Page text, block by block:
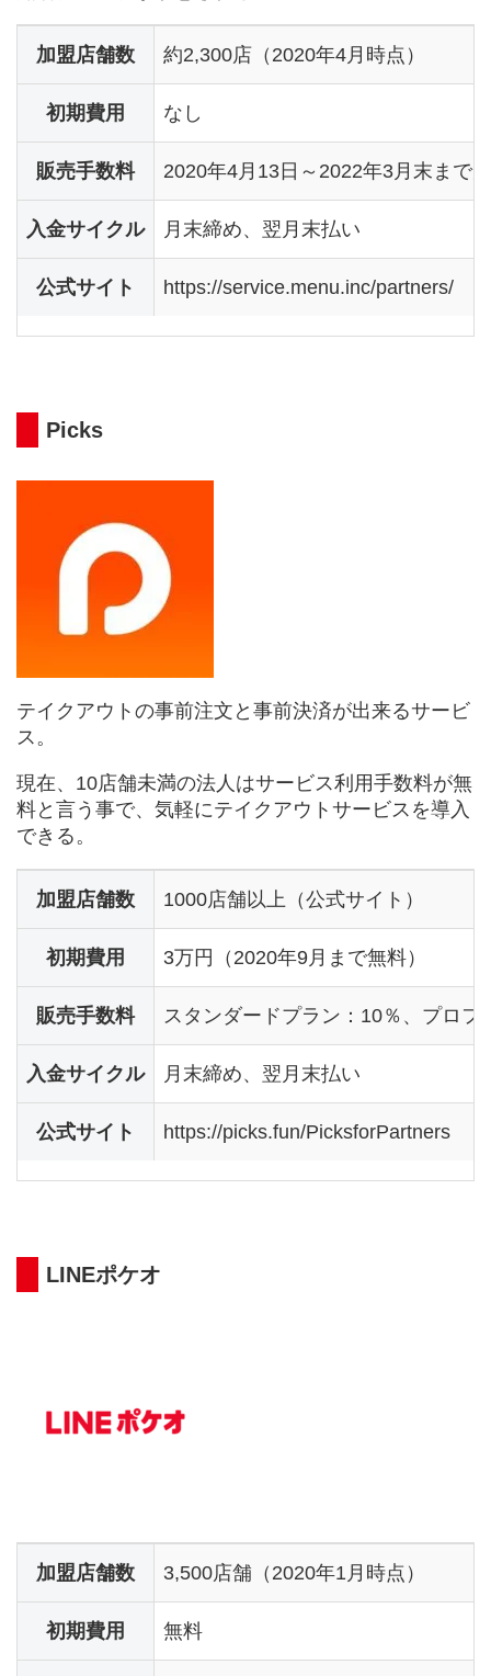
加盟店舗数 約2,300店（2020年4月時点）
初期費用 なし
販売手数料 2020年4月13日～2022年3月末まで
入金サイクル 月末締め、翌月末払い
公式サイト https://service.menu.inc/partners/
Picks
テイクアウトの事前注文と事前決済が出来るサービ
ス。
現在、10店舗未満の法人はサービス利用手数料が無
料と言う事で、気軽にテイクアウトサービスを導入
できる。
加盟店舗数 1000店舗以上（公式サイト）
初期費用 3万円（2020年9月まで無料）
販売手数料 スタンダードプラン：10％、プロ
入金サイクル 月末締め、翌月末払い
公式サイト https://picks.fun/PicksforPartners
LINEポケオ
加盟店舗数 3,500店舗（2020年1月時点）
初期費用 無料